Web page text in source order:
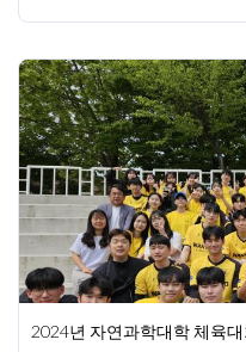
2024년 자연과학대학 체육대